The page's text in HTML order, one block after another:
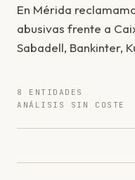
En Mérida
abusivas frente a
Sabadell, Bankinter,
8 ENTIDADES
ANÁLISIS SIN COSTE